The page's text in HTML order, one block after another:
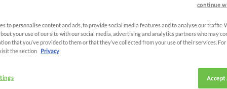
to personalise content and ads, to provide social media features and to analyse our traffic.
your use of our site with our social media, advertising and analytics partners who may
that you’ve provided to them or that they’ve collected from your use of their services. For
the section
Privacy
continue
Accept